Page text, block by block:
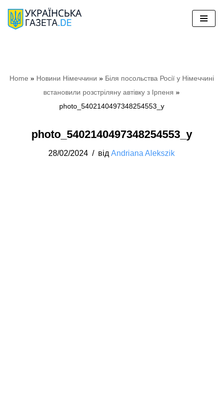
Перейти
Home » Новини Німеччини » Біля посольства Росії у Німеччині
встановили розстріляну автівку з Ірпеня »
photo_5402140497348254553_y
photo_5402140497348254553_y
28/02/2024 від Andriana Alekszik